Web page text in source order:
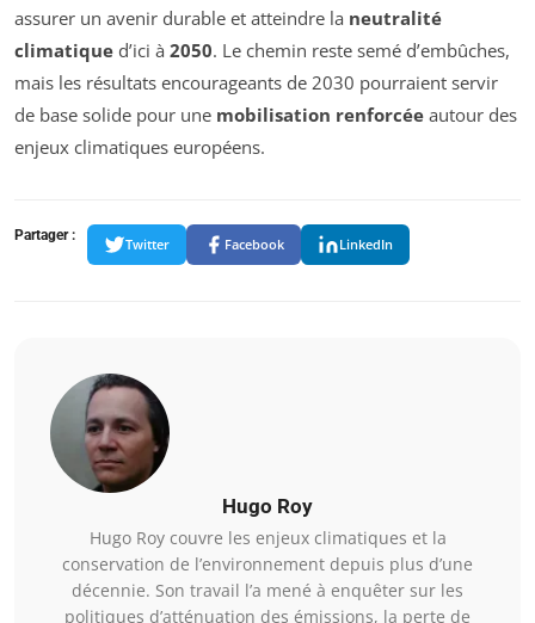
assurer un avenir durable et atteindre la neutralité
climatique d’ici à 2050. Le chemin reste semé d’embûches,
mais les résultats encourageants de 2030 pourraient servir
de base solide pour une mobilisation renforcée autour des
enjeux climatiques européens.
Partager :
Twitter Facebook LinkedIn
Hugo Roy
Hugo Roy couvre les enjeux climatiques et la
conservation de l’environnement depuis plus d’une
décennie. Son travail l’a mené à enquêter sur les
politiques d’atténuation des émissions, la perte de